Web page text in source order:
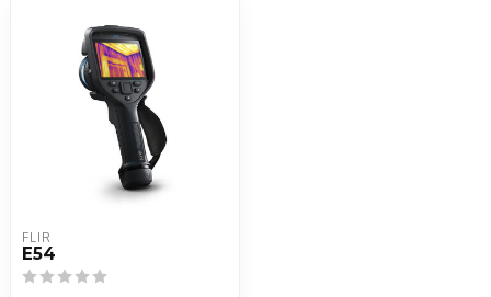
FLIR
E54